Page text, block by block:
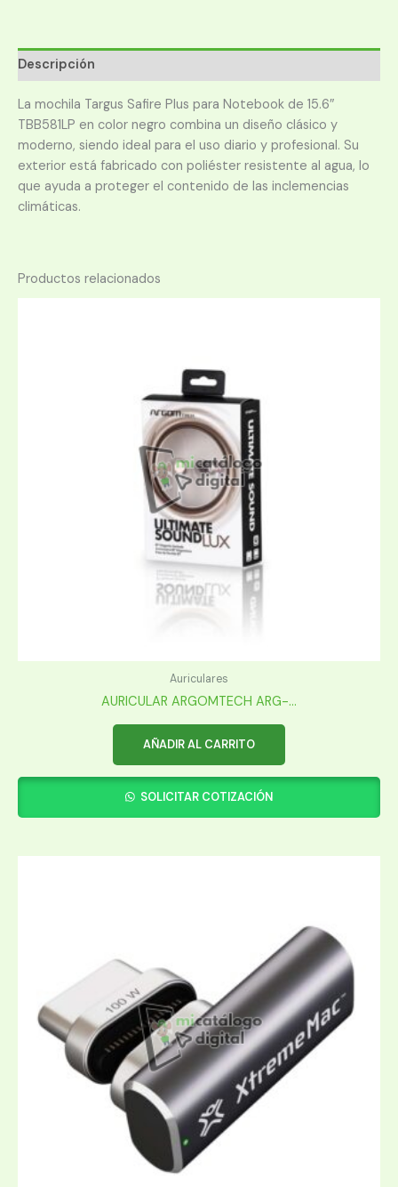
Descripción
La mochila Targus Safire Plus para Notebook de 15.6″
TBB581LP en color negro combina un diseño clásico y
moderno, siendo ideal para el uso diario y profesional. Su
exterior está fabricado con poliéster resistente al agua, lo
que ayuda a proteger el contenido de las inclemencias
climáticas.
Productos relacionados
Auriculares
AURICULAR ARGOMTECH ARG-...
AÑADIR AL CARRITO
SOLICITAR COTIZACIÓN